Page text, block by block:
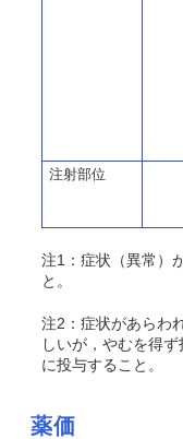
注射部位
注1：症状（異常）
と。
注2：症状があらわ
しいが，やむを得
に投与すること。
薬価